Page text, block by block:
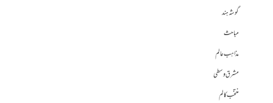
گوشہ ہند
مباحث
مذاہب عالم
مشرق وسطی
منتخب کالم